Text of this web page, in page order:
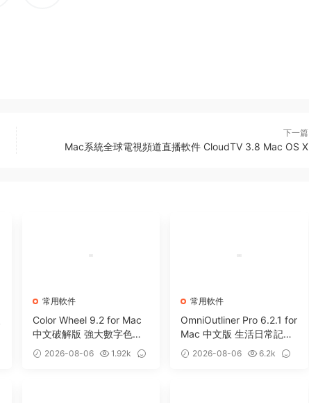
下一篇
Mac系統全球電視頻道直播軟件 CloudTV 3.8 Mac OS X
常用軟件
Color Wheel 9.2 for Mac
中文破解版 強大數字色輪
工具2026-08-06
1.92k
常用軟件
OmniOutliner Pro 6.2.1 for
Mac 中文版 生活日常記錄
軟件2026-08-06
6.2k